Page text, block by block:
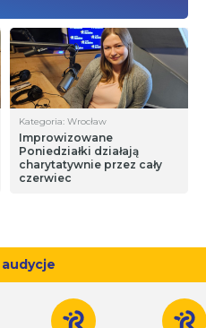
Kategoria: Wrocław
Improwizowane
Poniedziałki działają
charytatywnie przez cały
czerwiec